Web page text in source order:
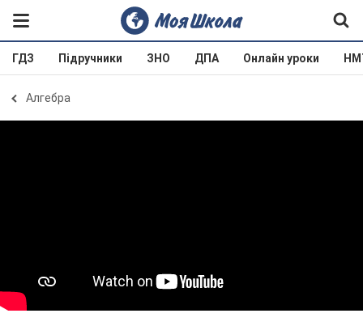
ГДЗ Підручники ЗНО ДПА Онлайн уроки
Алгебра